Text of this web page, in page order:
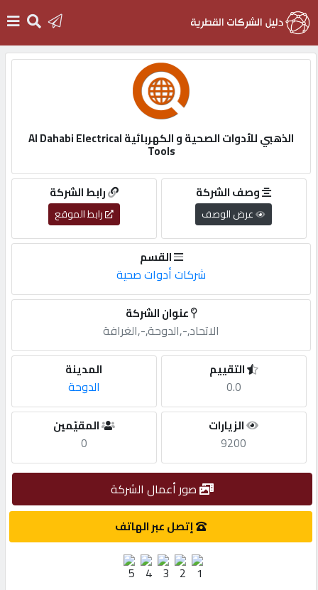
التسجيل
English
اعلانك
مطلوب
اشتراك
الاحصائيات
الأقسام
الذهبي للأدوات الصحية و الكهربائية Al Dahabi Electrical
Tools
رابط الشركة
رابط الموقع
وصف الشركة
عرض الوصف
القسم
شركات أدوات صحية
عنوان الشركة
الاتحاد,-,الدوحة,-,الغرافة
المدينة
الدوحة
التقييم
0.0
المقيّمين
0
الزيارات
9200
صور أعمال الشركة
إتصل عبر الهاتف